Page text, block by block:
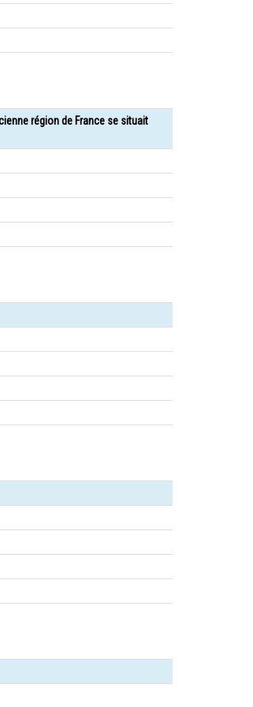
région de France se situait